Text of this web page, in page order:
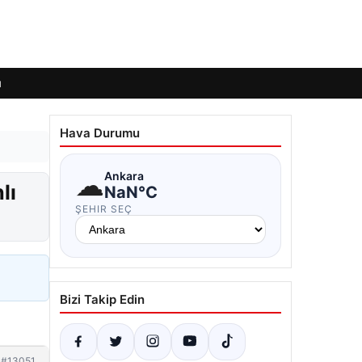
Hava Durumu
☁Ankara
NaN°C
ŞEHIR SEÇ
Bizi Takip Edin